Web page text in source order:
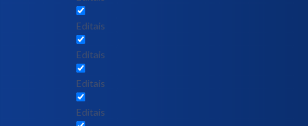
Editais
Editais
Editais
Editais